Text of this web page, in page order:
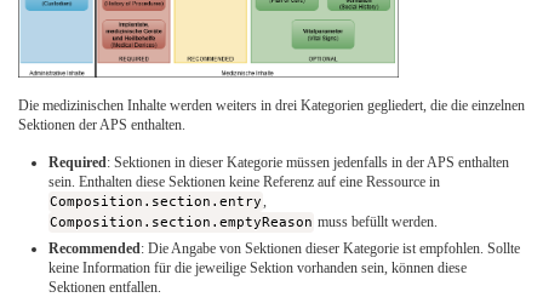
Die medizinischen Inhalte werden weiters in drei Kategorien gegliedert, die die einzelnen
Sektionen der APS enthalten.
Required: Sektionen in dieser Kategorie müssen jedenfalls in der APS enthalten
sein. Enthalten diese Sektionen keine Referenz auf eine Ressource in
Composition.section.entry,
Composition.section.emptyReason muss befüllt werden.
Recommended: Die Angabe von Sektionen dieser Kategorie ist empfohlen. Sollte
keine Information für die jeweilige Sektion vorhanden sein, können diese
Sektionen entfallen.